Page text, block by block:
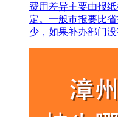
费用差异主要由报
定。一般市报要比
少，如果补办部门